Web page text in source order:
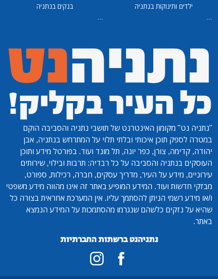
ילדים ותינוקות בנתניה
...
בנקים בנתניה
...
"נתניה נט" מקומון האינטרנט של תושבי נתניה והסביבה הוקם
במטרה לספק תוכן איכותי ובלתי תלוי על המתרחש בנתניה, אבן
יהודה, קדימה, צורן, כפר יונה, תל מונד ועוד. בפורטל מידע ותוכן
העוסקים בנתניה והסביבה על כל רבדיה: תרבות ובילוי, שירותים
עירוניים, מידע על העיר, מדריך עסקים, חברה, רכילות, ספורט,
מבזקי חדשות ועוד. המידע המופיע באתר זה אינו מהווה מידע משפטי
ו/או מידע רשמי הניתן להסתמך עליו. אין המערכת אחראית בצורה כל
שהיא על נזקים כלשהם שנגרמו מהסתמכות על המידע הנמצא
באתר.
נתניהנט ברשתות החברתיות